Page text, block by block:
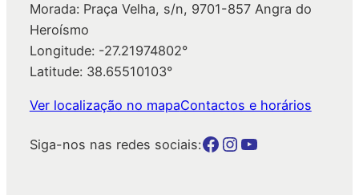
Morada: Praça Velha, s/n, 9701-857 Angra do
Heroísmo
Longitude: -27.21974802°
Latitude: 38.65510103°
Ver localização no mapaContactos e horários
Siga-nos nas redes sociais:Botão para a página da autarquia no Facebook Botão para a página da autarquia no Instagram Botão para a página da autarquia no Youtube